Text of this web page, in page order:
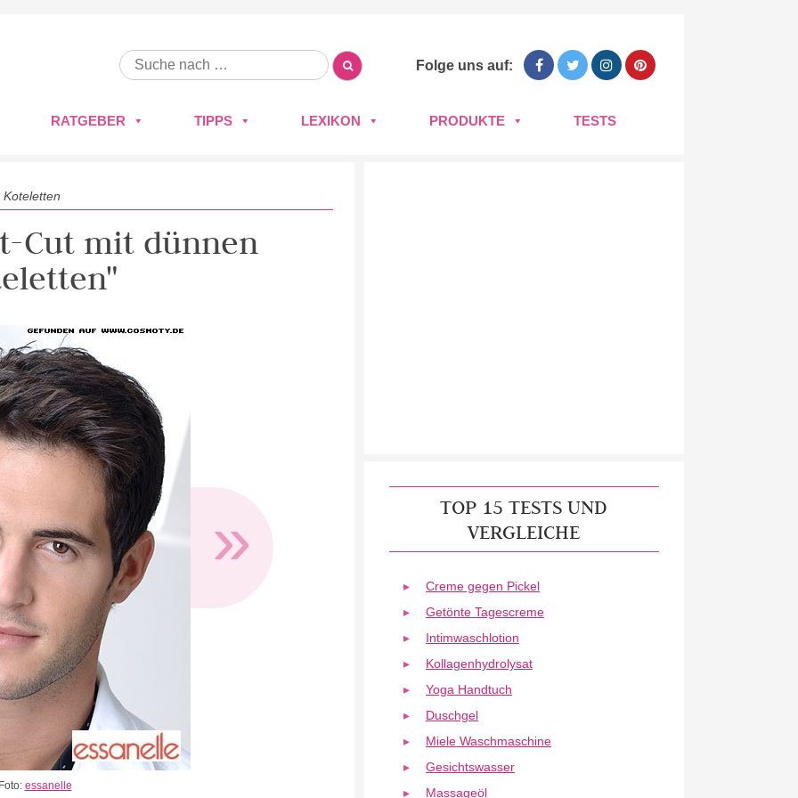
Folge uns auf:
RATGEBER TIPPS LEXIKON PRODUKTE TESTS
Cut mit dünnen
»
essanelle
TOP 15 TESTS UND
VERGLEICHE
Creme gegen Pickel
Getönte Tagescreme
Intimwaschlotion
Kollagenhydrolysat
Yoga Handtuch
Duschgel
Miele Waschmaschine
Gesichtswasser
Massageöl